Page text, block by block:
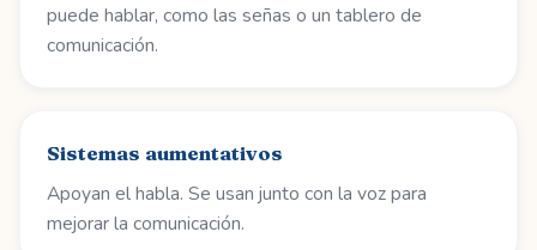
puede hablar, como las señas o un tablero de
comunicación.
Sistemas aumentativos
Apoyan el habla. Se usan junto con la voz para
mejorar la comunicación.